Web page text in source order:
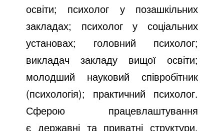
освіти; психолог у позашкільних
закладах; психолог у соціальних
установах; головний психолог;
викладач закладу вищої освіти;
молодший науковий співробітник
(психологія); практичний психолог.
Сферою працевлаштування
є державні та приватні структури,